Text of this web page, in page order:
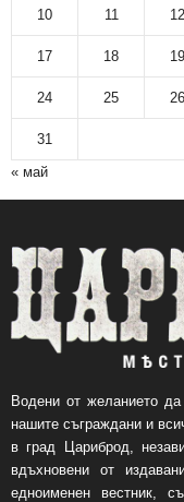
10 11 12
17 18 19
24 25 26
31
« май
Водени от желанието
нашите съграждани и
в град Цариброд,
вдъхновени от
едноименен вестник,